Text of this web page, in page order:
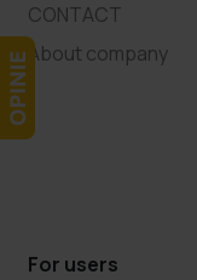
CONTACT
About company
For users